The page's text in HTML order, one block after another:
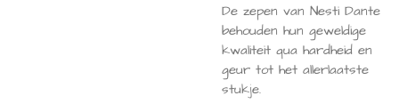
De zepen van Nesti Dante
behouden hun geweldige
kwaliteit qua hardheid en
geur tot het allerlaatste
stukje.